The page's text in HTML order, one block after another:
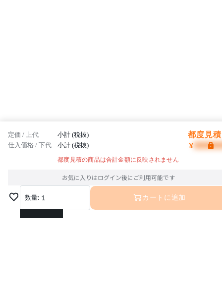
定価 / 上代 小計 (税抜) 都度見
仕入価格 / 下代 小計 (税抜) ¥
都度見積の商品は合計金額に反映されません
お気に入りはログイン後にご利用可能です
数量: 1
1
カートに追加